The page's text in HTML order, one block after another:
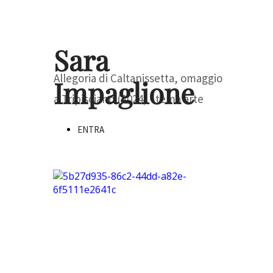
Sara
Impaglione
Allegoria di Caltanissetta, omaggio
a Tripisciano (2024) - tema arte
ENTRA